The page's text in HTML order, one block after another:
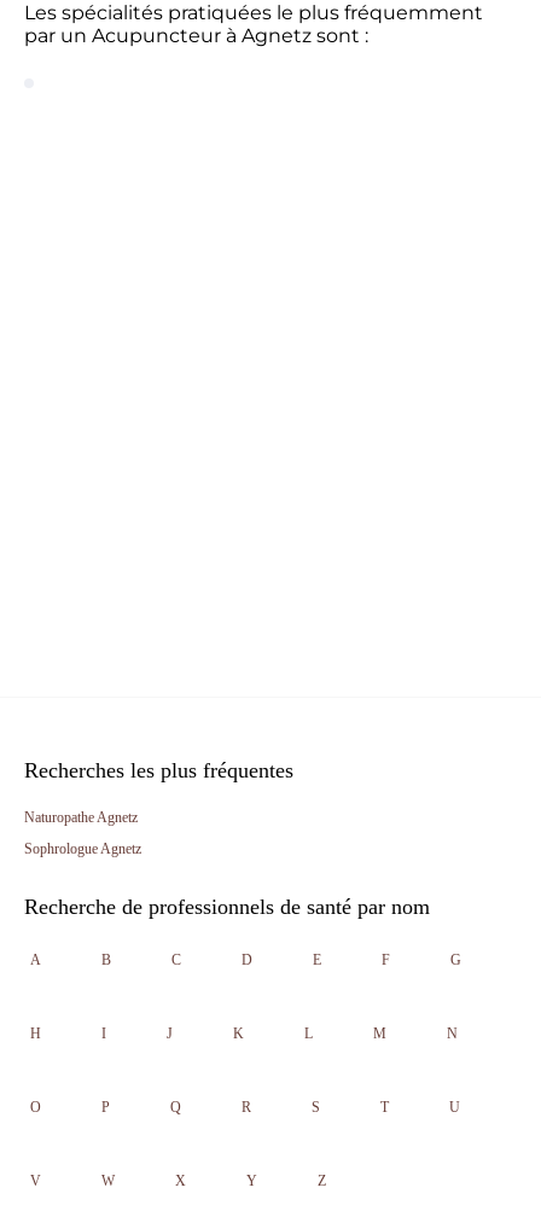
Les spécialités pratiquées le plus fréquemment
par un Acupuncteur à Agnetz sont :
Recherches les plus fréquentes
Naturopathe Agnetz
Sophrologue Agnetz
Recherche de professionnels de santé par nom
A B C D E F G
H I J K L M N
O P Q R S T U
V W X Y Z